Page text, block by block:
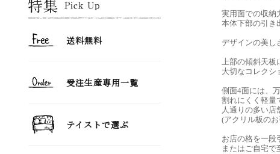
実用面での収納
本体下部の引き
デザインの美し
上部の傾斜天板
大切なコレクシ
側面4面には、
割れにくく軽量
人通りの多い店
(アクリル板の
お店の格を一段
またはご自宅で